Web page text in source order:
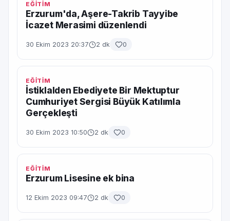
EĞİTİM
Erzurum'da, Aşere-Takrib Tayyibe
İcazet Merasimi düzenlendi
30 Ekim 2023 20:37 2 dk 0
EĞİTİM
İstiklalden Ebediyete Bir Mektuptur
Cumhuriyet Sergisi Büyük Katılımla
Gerçekleşti
30 Ekim 2023 10:50 2 dk 0
EĞİTİM
Erzurum Lisesine ek bina
12 Ekim 2023 09:47 2 dk 0